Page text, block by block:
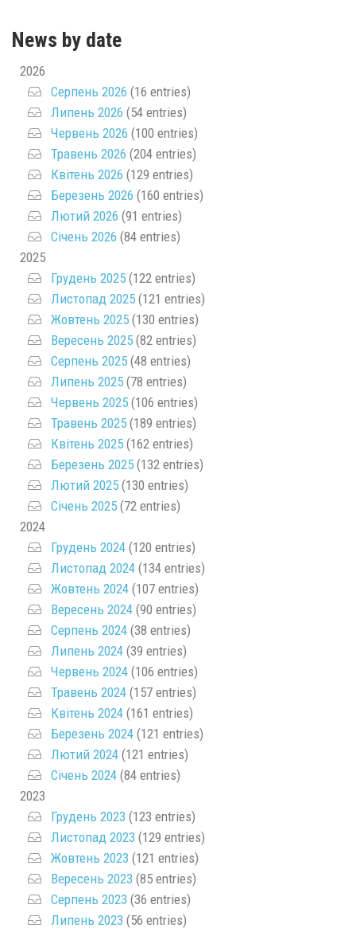
News by date
2026
Серпень 2026 (16 entries)
Липень 2026 (54 entries)
Червень 2026 (100 entries)
Травень 2026 (204 entries)
Квітень 2026 (129 entries)
Березень 2026 (160 entries)
Лютий 2026 (91 entries)
Січень 2026 (84 entries)
2025
Грудень 2025 (122 entries)
Листопад 2025 (121 entries)
Жовтень 2025 (130 entries)
Вересень 2025 (82 entries)
Серпень 2025 (48 entries)
Липень 2025 (78 entries)
Червень 2025 (106 entries)
Травень 2025 (189 entries)
Квітень 2025 (162 entries)
Березень 2025 (132 entries)
Лютий 2025 (130 entries)
Січень 2025 (72 entries)
2024
Грудень 2024 (120 entries)
Листопад 2024 (134 entries)
Жовтень 2024 (107 entries)
Вересень 2024 (90 entries)
Серпень 2024 (38 entries)
Липень 2024 (39 entries)
Червень 2024 (106 entries)
Травень 2024 (157 entries)
Квітень 2024 (161 entries)
Березень 2024 (121 entries)
Лютий 2024 (121 entries)
Січень 2024 (84 entries)
2023
Грудень 2023 (123 entries)
Листопад 2023 (129 entries)
Жовтень 2023 (121 entries)
Вересень 2023 (85 entries)
Серпень 2023 (36 entries)
Липень 2023 (56 entries)